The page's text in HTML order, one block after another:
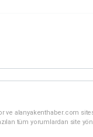
ve alanyakenthaber.com
tüm yorumlardan site